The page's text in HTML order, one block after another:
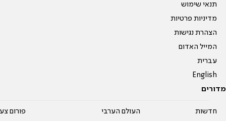
תנאי שימוש
מדיניות פרטיות
הצהרת נגישות
המייל האדום
עברית
English
מדורים
חדשות
העולם הערבי
פורום